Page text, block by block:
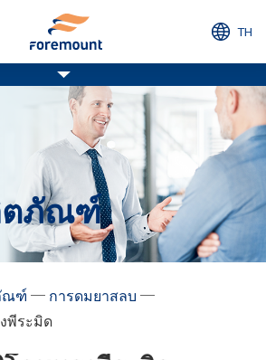
TH
ตภัณฑ์
ณฑ์ ─ การดมยาสลบ ─
พีระมิด